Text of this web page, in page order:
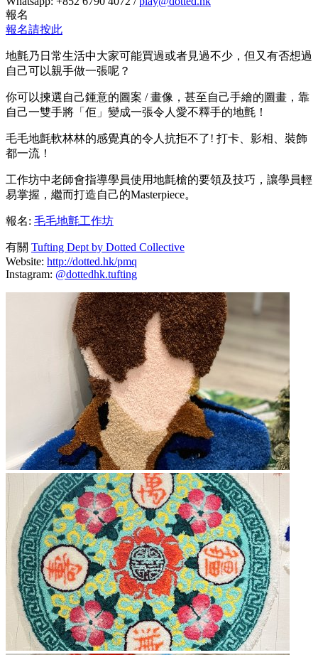
報名
報名請按此
地氈乃日常生活中大家可能買過或者見過不少，但又有否想過
自己可以親手做一張呢？
你可以揀選自己鍾意的圖案 / 畫像，甚至自己手繪的圖畫，靠
自己一雙手將「佢」變成一張令人愛不釋手的地氈！
毛毛地氈軟林林的感覺真的令人抗拒不了! 打卡、影相、裝飾
都一流！
工作坊中老師會指導學員使用地氈槍的要領及技巧，讓學員輕
易掌握，繼而打造自己的Masterpiece。
報名: 毛毛地氈工作坊
有關 Tufting Dept by Dotted Collective
Website: http://dotted.hk/pmq
Instagram: @dottedhk.tufting